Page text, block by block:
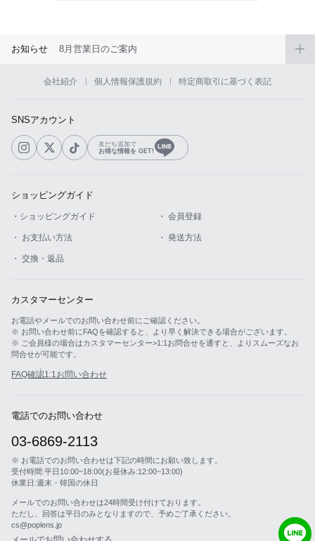
お知らせ 8月営業日のご案内
会社紹介 個人情報保護規約 特定商取引に基づく表記
SNSアカウント
友だち追加で
お得な情報を GET!
ショッピングガイド
・ショッピングガイド ・ 会員登録
・ お支払い方法 ・ 発送方法
・ 交換・返品
カスタマーセンター
お電話やメールでのお問い合わせ前にご確認ください。
※ お問い合わせ前にFAQを確認すると、より早く解決できる場合がございます。
※ ご会員様の場合はカスタマーセンター>1:1お問合せを通すと、よりスムーズなお
問合せが可能です。
FAQ確認1:1お問い合わせ
電話でのお問い合わせ
03-6869-2113
※ お電話でのお問い合わせは下記の時間にお願い致します。
受付時間:平日10:00~18:00(お昼休み:12:00~13:00)
休業日:週末・韓国の休日
メールでのお問い合わせは24時間受け付けております。
ただし、回答は平日のみとなりますので、予めご了承ください。
cs@poplens.jp